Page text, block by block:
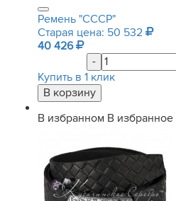
Ремень "СССР"
Старая цена: 50 532
40 426
-
Купить в 1 клик
В избранном В избранное